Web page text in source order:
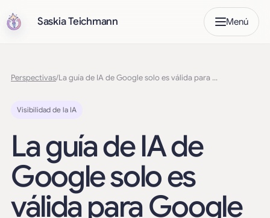
Saskia Teichmann Menú
Perspectivas/ La guía de IA de Google solo es válida para Google
Visibilidad de la IA
La guía de IA de
Google solo es
válida para Google